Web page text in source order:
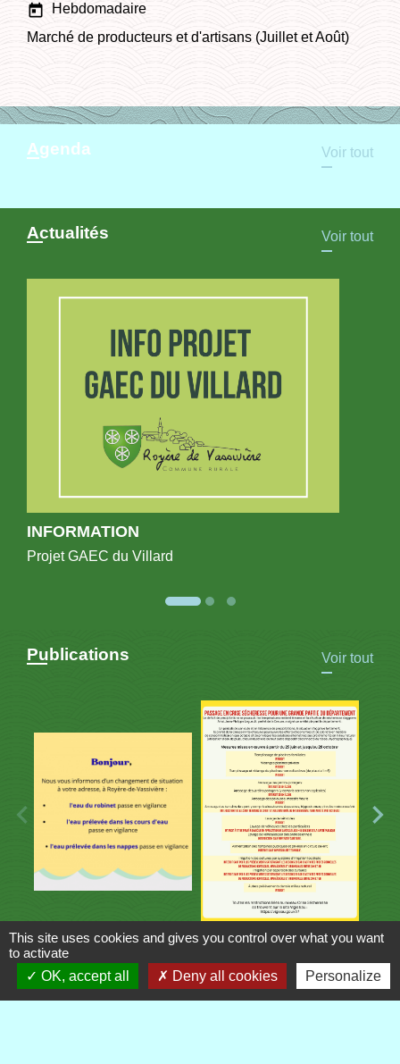
today
Hebdomadaire
Marché de producteurs et d'artisans (Juillet et Août)
Agenda Voir tout
Actualités Voir tout
INFORMATION
Projet GAEC du Villard
Publications Voir tout
Contacts
Commune de Royère-de-Vassivière
This site uses cookies and gives you control over what you want
to activate
OK, accept all
Deny all cookies Personalize